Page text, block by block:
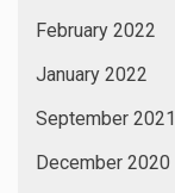
February 2022
January 2022
September 2021
December 2020